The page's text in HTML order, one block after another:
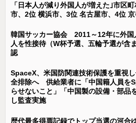
「日本人が減り外国人が増えた｣市区
市、2位 横浜市、3位 名古屋市、4位
韓国サッカー協会 2011～12年に外国
人を性接待（W杯予選、五輪予選が含
認
SpaceX、米国防関連技術保護を重視
全排除へ 供給業者に「中国籍人員を
らせないこと」「中国製の設備・部品
し監査実施
歴代最多得票記録でトップ当選の河合